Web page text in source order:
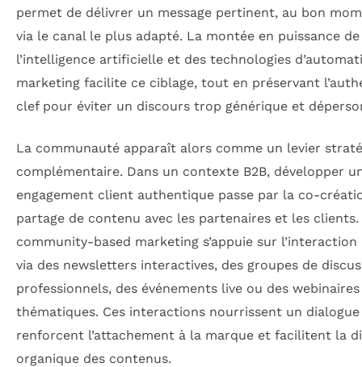
permet de délivrer un message pertinent, au bon
via le canal le plus adapté. La montée en puissance de
l’intelligence artificielle et des technologies
marketing facilite ce ciblage, tout en préservant
clef pour éviter un discours trop générique et
La communauté apparaît alors comme un levier
complémentaire. Dans un contexte B2B, développer
engagement client authentique passe par la co-
partage de contenu avec les partenaires et les clients.
community-based marketing s’appuie sur l’interaction
via des newsletters interactives, des groupes de
professionnels, des événements live ou des webinaires
thématiques. Ces interactions nourrissent un
renforcent l’attachement à la marque et facilitent la
organique des contenus.